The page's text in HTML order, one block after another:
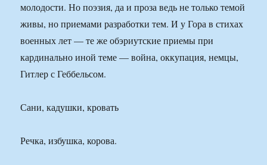
молодости. Но поэзия, да и проза ведь не только темой
живы, но приемами разработки тем. И у Гора в стихах
военных лет — те же обэриутские приемы при
кардинально иной теме — война, оккупация, немцы,
Гитлер с Геббельсом.
Сани, кадушки, кровать
Речка, избушка, корова.